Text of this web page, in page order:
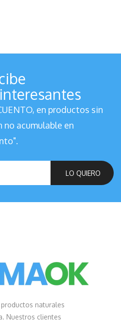
en productos sin
no acumulable en
LO QUIERO
naturales
Nuestros clientes